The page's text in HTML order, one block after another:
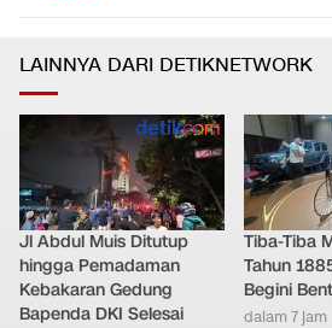
LAINNYA DARI DETIKNETWORK
Jl Abdul Muis Ditutup
hingga Pemadaman
Kebakaran Gedung
Bapenda DKI Selesai
Tiba-Tiba
Tahun
Begini
dalam 7 jam